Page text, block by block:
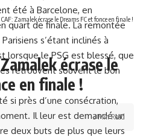
été à Barcelone, en
quart de finale. La remontée
s’étant inclinés à
lorsque le PSG est blessé, que
retrouvent souvent le bon
si près d’une consécration,
Il leur est demandé un
deux buts de plus que leurs
CAF: Zamalek écrase le Dreams FC et fonce en finale !
écrase le
en finale !
3 Min Read